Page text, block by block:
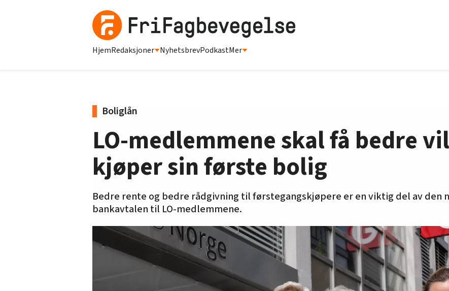
HjemRedaksjoner NyhetsbrevPodkastMer
Boliglån
LO-medlemmene skal få bedre
kjøper sin første bolig
Bedre rente og bedre rådgivning til førstegangskjøpere er en viktig del av den
bankavtalen til LO-medlemmene.